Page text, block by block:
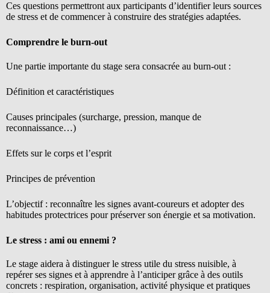
Ces questions permettront aux participants d’identifier leurs sources
de stress et de commencer à construire des stratégies adaptées.
Comprendre le burn-out
Une partie importante du stage sera consacrée au burn-out :
Définition et caractéristiques
Causes principales (surcharge, pression, manque de
reconnaissance…)
Effets sur le corps et l’esprit
Principes de prévention
L’objectif : reconnaître les signes avant-coureurs et adopter des
habitudes protectrices pour préserver son énergie et sa motivation.
Le stress : ami ou ennemi ?
Le stage aidera à distinguer le stress utile du stress nuisible, à
repérer ses signes et à apprendre à l’anticiper grâce à des outils
concrets : respiration, organisation, activité physique et pratiques